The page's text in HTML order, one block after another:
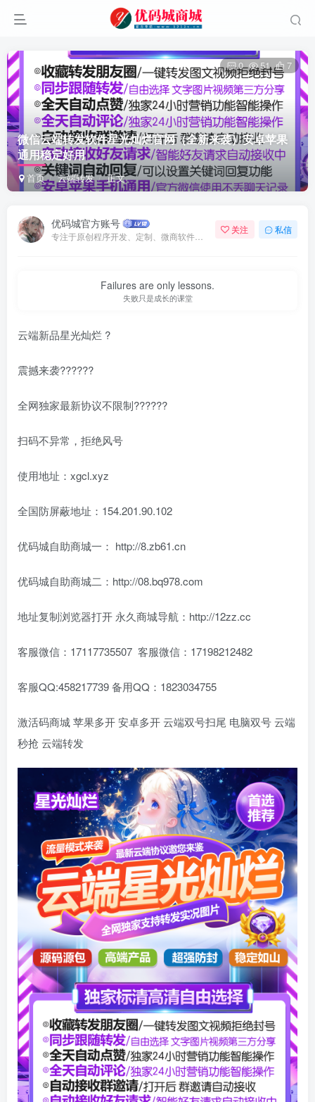
微信云端转发软件星光灿烂官网（全新来袭）安卓苹果
通用稳定好用
首页 云端转发 正文
0 51 7
优码城官方账号 关注 私信
Failures are only lessons.
失败只是成长的课堂
云端新品星光灿烂 ?
震撼来袭??????
全网独家最新协议不限制??????
扫码不异常，拒绝风号
使用地址：xgcl.xyz
全国防屏蔽地址：154.201.90.102
优码城自助商城一： http://8.zb61.cn
优码城自助商城二：http://08.bq978.com
地址复制浏览器打开 永久商城导航：http://12zz.cc
客服微信：17117735507 客服微信：17198212482
客服QQ:458217739 备用QQ：1823034755
激活码商城 苹果多开 安卓多开 云端双号扫尾 电脑双号 云端
秒抢 云端转发